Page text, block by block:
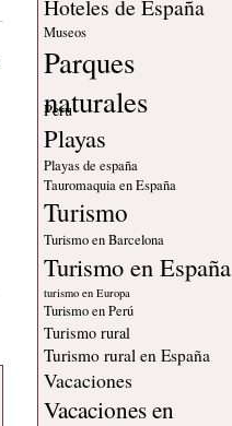
Hoteles de España
Museos
Parques
naturales
Peru
Playas
Playas de españa
Tauromaquia en España
Turismo
Turismo en Barcelona
Turismo en España
turismo en Europa
Turismo en Perú
Turismo rural
Turismo rural en España
Vacaciones
Vacaciones en